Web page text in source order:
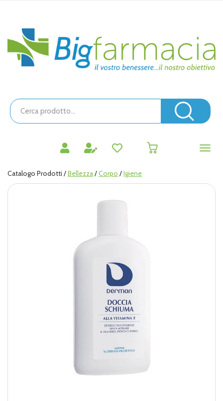
principaleBigfarmacia
Cerca
Prodotto
Catalogo Prodotti /Bellezza/Corpo /Igiene